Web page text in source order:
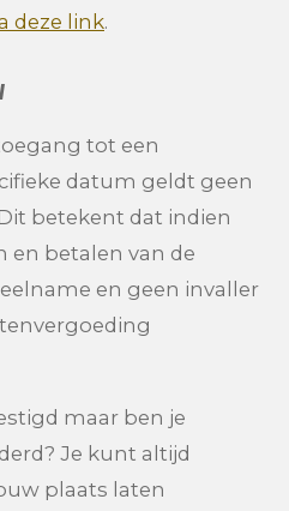
deze link.
tot een
datum geldt geen
betekent dat indien
en betalen van de
en geen invaller
maar ben je
Je kunt altijd
plaats laten